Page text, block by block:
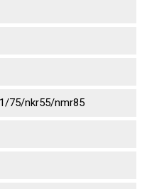
75/nkr55/nmr85